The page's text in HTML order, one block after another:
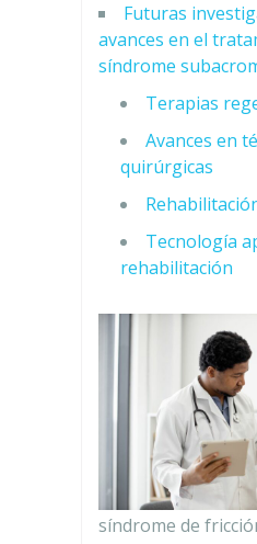
Futuras
avances en el
síndrome
Terapias
Avances en
quirúrgicas
Tecnología
rehabilitación
síndrome de